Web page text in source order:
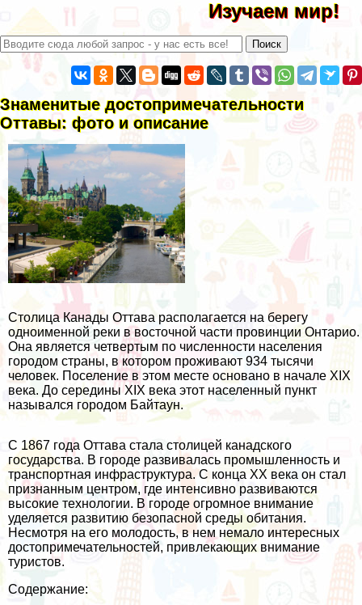
Изучаем мир!
Знаменитые достопримечательности
Оттавы: фото и описание
Столица Канады Оттава располагается на берегу
одноименной реки в восточной части провинции Онтарио.
Она является четвертым по численности населения
городом страны, в котором проживают 934 тысячи
человек. Поселение в этом месте основано в начале XIX
века. До середины XIX века этот населенный пункт
назывался городом Байтаун.
С 1867 года Оттава стала столицей канадского
государства. В городе развивалась промышленность и
транспортная инфраструктура. С конца XX века он стал
признанным центром, где интенсивно развиваются
высокие технологии. В городе огромное внимание
уделяется развитию безопасной среды обитания.
Несмотря на его молодость, в нем немало интересных
достопримечательностей, привлекающих внимание
туристов.
Содержание: